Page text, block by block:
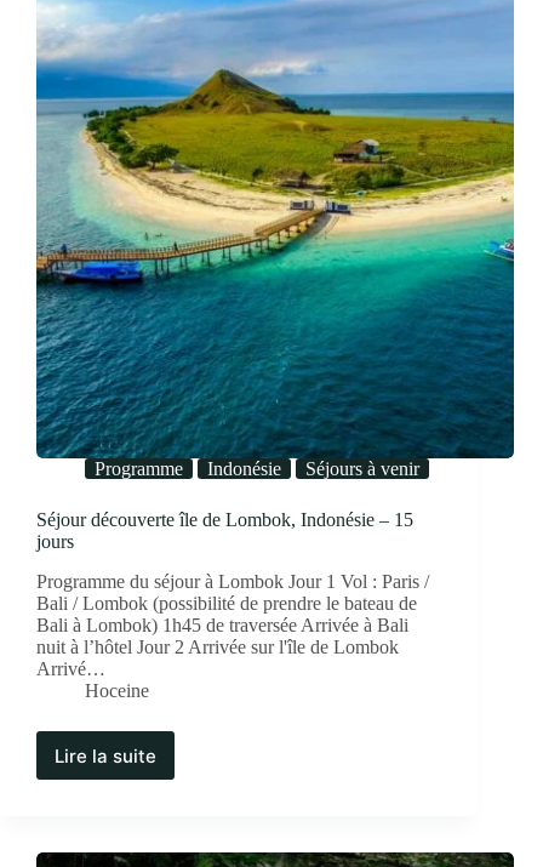
Programme Indonésie Séjours à venir
Séjour découverte île de Lombok, Indonésie – 15
jours
Programme du séjour à Lombok Jour 1 Vol : Paris /
Bali / Lombok (possibilité de prendre le bateau de
Bali à Lombok) 1h45 de traversée Arrivée à Bali
nuit à l’hôtel Jour 2 Arrivée sur l'île de Lombok
Arrivé…
Hoceine
Lire la suite